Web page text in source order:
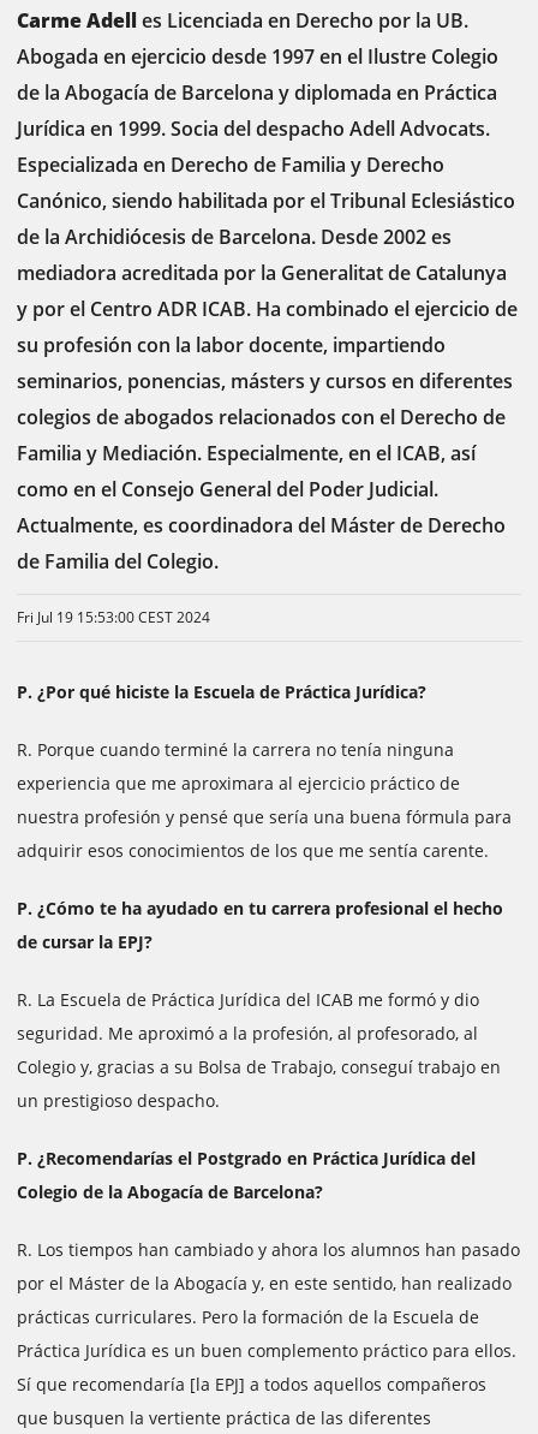
Carme Adelles Licenciada en Derecho por la UB.
Abogada en ejercicio desde 1997 en el Ilustre Colegio
de la Abogacía de Barcelona y diplomada en Práctica
Jurídica en 1999. Socia del despacho Adell Advocats.
Especializada en Derecho de Familia y Derecho
Canónico, siendo habilitada por el Tribunal Eclesiástico
de la Archidiócesis de Barcelona. Desde 2002 es
mediadora acreditada por la Generalitat de Catalunya
y por el Centro ADR ICAB. Ha combinado el ejercicio de
su profesión con la labor docente, impartiendo
seminarios, ponencias, másters y cursos en diferentes
colegios de abogados relacionados con el Derecho de
Familia y Mediación. Especialmente, en el ICAB, así
como en el Consejo General del Poder Judicial.
Actualmente, es coordinadora del Máster de Derecho
de Familia del Colegio.
Fri Jul 19 15:53:00 CEST 2024
P. ¿Por qué hiciste la Escuela de Práctica Jurídica?
R. Porque cuando terminé la carrera no tenía ninguna
experiencia que me aproximara al ejercicio práctico de
nuestra profesión y pensé que sería una buena fórmula para
adquirir esos conocimientos de los que me sentía carente.
P. ¿Cómo te ha ayudado en tu carrera profesional el hecho
de cursar la EPJ?
R. La Escuela de Práctica Jurídica del ICAB me formó y dio
seguridad. Me aproximó a la profesión, al profesorado, al
Colegio y, gracias a su Bolsa de Trabajo, conseguí trabajo en
un prestigioso despacho.
P. ¿Recomendarías el Postgrado en Práctica Jurídica del
Colegio de la Abogacía de Barcelona?
R. Los tiempos han cambiado y ahora los alumnos han pasado
por el Máster de la Abogacía y, en este sentido, han realizado
prácticas curriculares. Pero la formación de la Escuela de
Práctica Jurídica es un buen complemento práctico para ellos.
Sí que recomendaría [la EPJ] a todos aquellos compañeros
que busquen la vertiente práctica de las diferentes